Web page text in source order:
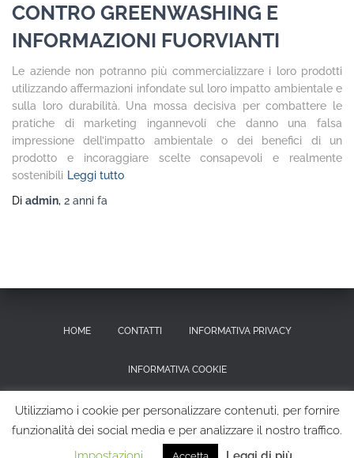
CONTRO GREENWASHING E
INFORMAZIONI FUORVIANTI
Le aziende non potranno più commercializzare i loro prodotti
utilizzando affermazioni infondate sul loro impatto ambientale e
sulla loro durabilità. Una mossa decisiva per combattere le
pratiche di marketing ingannevoli che danno una falsa
impressione dell’impatto ambientale o dei benefici di un
prodotto e incoraggiare scelte consapevoli e realmente
sostenibili Leggi tutto
Di admin, 2 anni fa
HOME CONTATTI INFORMATIVA PRIVACY
INFORMATIVA COOKIE
RICHIESTA CANCELLAZIONE DEI DATI PERSONALI
Hestia | Sviluppato daThemeIsle
Utilizziamo i cookie per personalizzare contenuti, per fornire
funzionalità dei social media e per analizzare il nostro traffico.